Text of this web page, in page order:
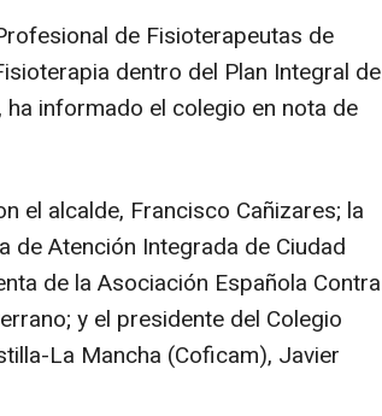
de Fisioterapeutas de
dentro del Plan Integral de
informado el colegio en nota de
el alcalde, Francisco Cañizares; la
de Atención Integrada de Ciudad
de la Asociación Española Contra
y el presidente del Colegio
La Mancha (Coficam), Javier